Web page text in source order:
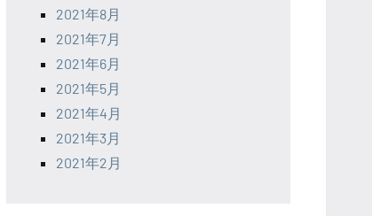
2021年8月
2021年7月
2021年6月
2021年5月
2021年4月
2021年3月
2021年2月